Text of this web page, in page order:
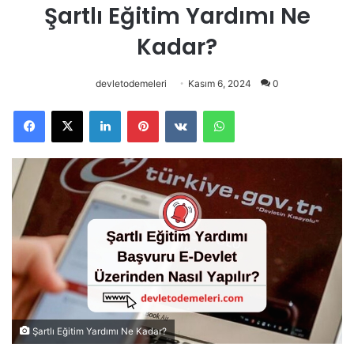
Şartlı Eğitim Yardımı Ne
Kadar?
devletodemeleri Kasım 6, 2024 0
Şartlı Eğitim Yardımı Ne Kadar?